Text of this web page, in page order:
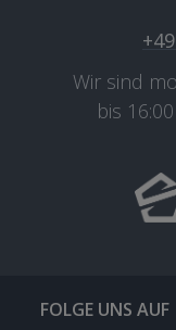
Wir sind
bis
FOLGE UNS AUF